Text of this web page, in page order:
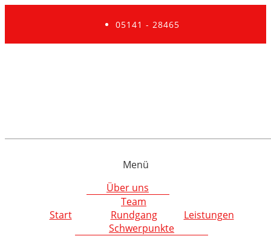
05141 - 28465
Menü
Start
Über uns
Team
Rundgang
Leistungen
Schwerpunkte